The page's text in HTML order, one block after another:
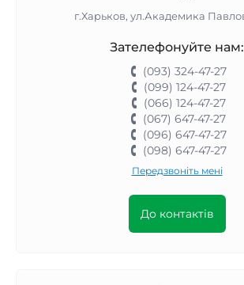
г.Харьков, ул.Академика
Зателефонуйте нам:
(093) 324-47-27
(099) 124-47-27
(066) 124-47-27
(067) 647-47-27
(096) 647-47-27
(098) 647-47-27
Передзвоніть мені
До контактів